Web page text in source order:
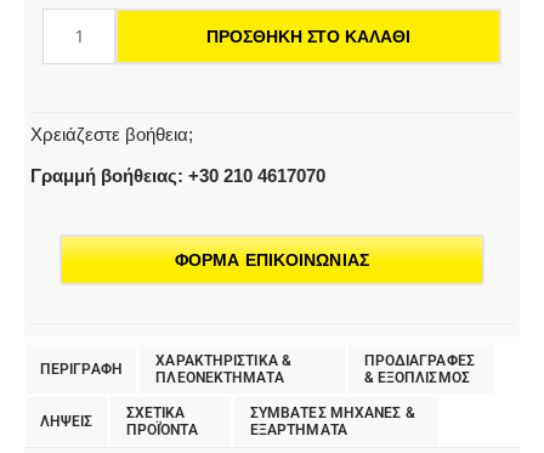
ποσότητα
ΠΡΟΣΘΉΚΗ ΣΤΟ ΚΑΛΆΘΙ
Χρειάζεστε βοήθεια;
Γραμμή βοήθειας: +30 210 4617070
ΦΟΡΜΑ ΕΠΙΚΟΙΝΩΝΙΑΣ
ΠΕΡΙΓΡΑΦΗ
ΧΑΡΑΚΤΗΡΙΣΤΙΚΑ &
ΠΛΕΟΝΕΚΤΗΜΑΤΑ
ΠΡΟΔΙΑΓΡΑΦΕΣ
& EΞΟΠΛΙΣΜΟΣ
ΛΗΨΕΙΣ
ΣΧΕΤΙΚΑ
ΠΡΟΪΌΝΤΑ
ΣΥΜΒΑΤΕΣ ΜΗΧΑΝΕΣ &
ΕΞΑΡΤΗΜΑΤΑ